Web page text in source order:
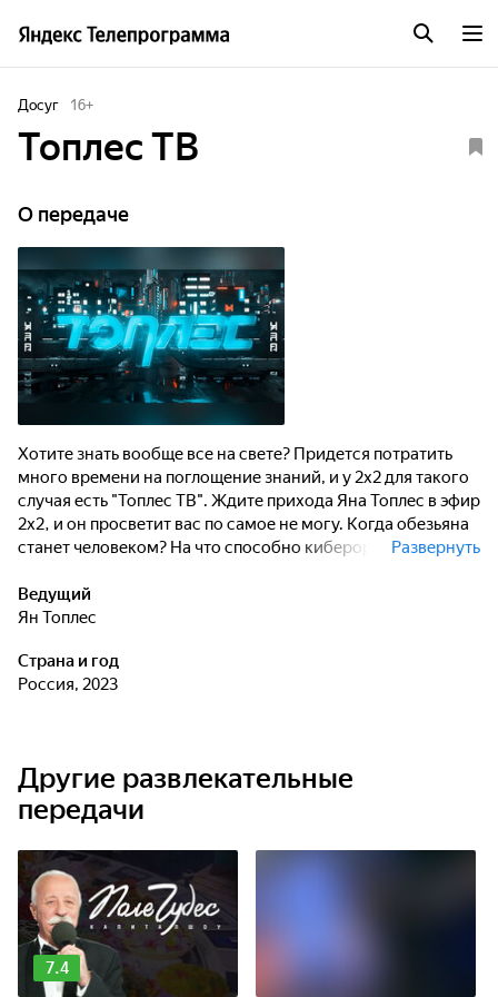
Досуг 16+
Топлес ТВ
О передаче
Хотите знать вообще все на свете? Придется потратить
много времени на поглощение знаний, и у 2х2 для такого
случая есть "Топлес ТВ". Ждите прихода Яна Топлес в эфир
2х2, и он просветит вас по самое не могу. Когда обезьяна
станет человеком? На что способно кибероружие?
закончилась? Когда уже закончится это описание?
Позвольте Яну ответить на все ваши вопросы, пока вы
Развернуть
Ведущий
Ян Топлес
Страна и год
Россия, 2023
Другие развлекательные
передачи
7.4